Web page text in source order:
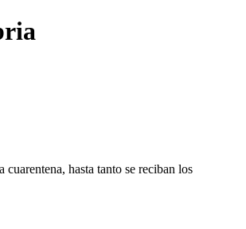
hasta tanto se reciban los